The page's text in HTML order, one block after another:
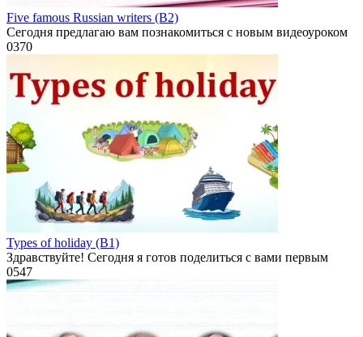
Five famous Russian writers (B2)
Сегодня предлагаю вам познакомиться с новым видеоуроком
0370
Types of holiday (B1)
Здравствуйте! Сегодня я готов поделиться с вами первым
0547